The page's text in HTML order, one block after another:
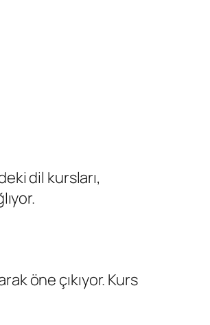
dil kursları,
öne çıkıyor. Kurs